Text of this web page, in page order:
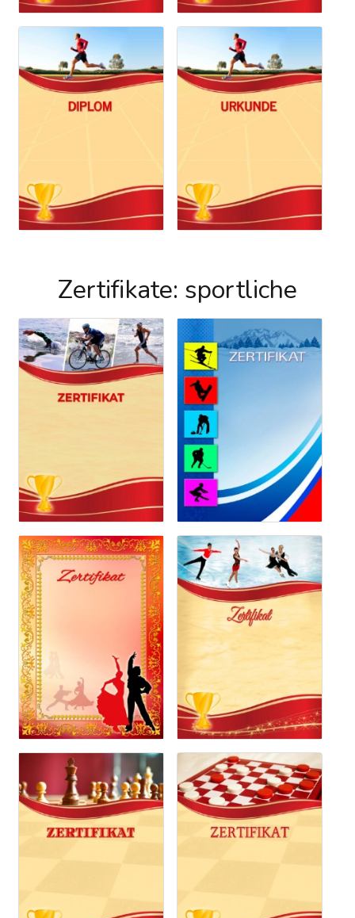
Zertifikate: sportliche